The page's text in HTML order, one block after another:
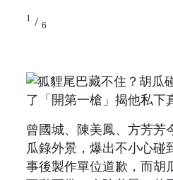
1 / 6
曾國城、陳美鳳、方芳芳
瓜錄外景，爆出不小心碰
事後製作單位道歉，而胡